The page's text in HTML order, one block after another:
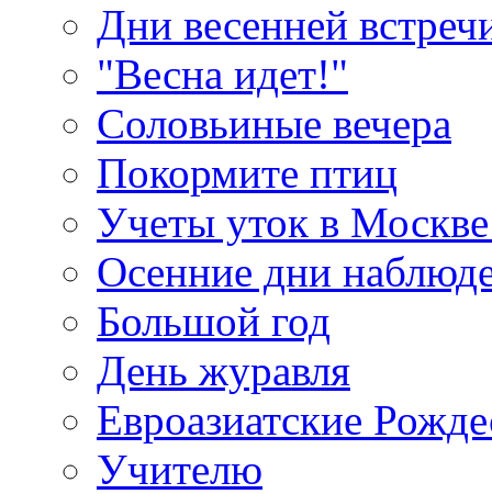
Дни весенней
"Весна идет!"
Соловьиные вечера
Покормите птиц
Учеты уток в
Осенние дни
Большой год
День журавля
Евроазиатские
Учителю